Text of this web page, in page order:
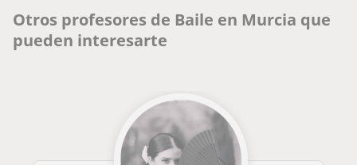
Otros profesores de Baile en Murcia que
pueden interesarte